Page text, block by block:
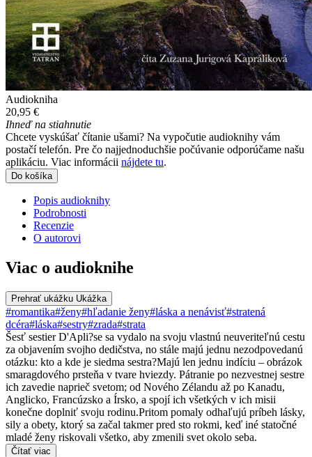
Audiokniha
20,95 €
Ihneď na stiahnutie
Chcete vyskúšať čítanie ušami? Na vypočutie audioknihy vám
postačí telefón. Pre čo najjednoduchšie počúvanie odporúčame našu
aplikáciu. Viac informácii nájdete tu.
Do košíka
Popis audioknihy
Podrobnosti
Recenzie
O autorovi
Viac o audioknihe
Prehrať ukážku Ukážka
#romantika#ženy#hľadanie ženy#láska a nenávisť#stratená
dcéra#láska#sestry#zrada#strata
Šesť sestier D'Apli?se sa vydalo na svoju vlastnú neuveriteľnú cestu
za objavením svojho dedičstva, no stále majú jednu nezodpovedanú
otázku: kto a kde je siedma sestra?Majú len jednu indíciu – obrázok
smaragdového prsteňa v tvare hviezdy. Pátranie po nezvestnej sestre
ich zavedie naprieč svetom; od Nového Zélandu až po Kanadu,
Anglicko, Francúzsko a Írsko, a spojí ich všetkých v ich misii
konečne doplniť svoju rodinu.Pritom pomaly odhaľujú príbeh lásky,
sily a obety, ktorý sa začal takmer pred sto rokmi, keď iné statočné
mladé ženy riskovali všetko, aby zmenili svet okolo seba.
Čítať viac